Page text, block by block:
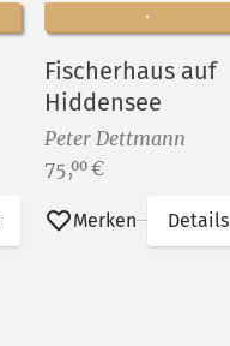
Fischerhaus auf
Hiddensee
Peter Dettmann
Preis:
75,00 €
Merken Details